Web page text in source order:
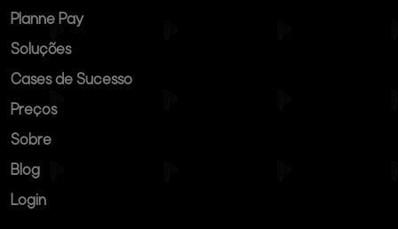
Planne Pay
Soluções
Cases de Sucesso
Preços
Sobre
Blog
Login